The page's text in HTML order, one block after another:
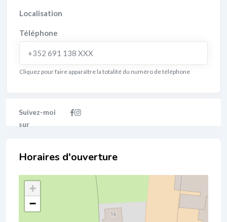
Localisation
Téléphone
+352 691 138 XXX
Cliquez pour faire apparaître la totalité du numéro de téléphone
Localisation
+
−